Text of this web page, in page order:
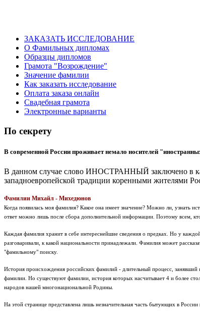
ЗАКАЗАТЬ ИССЛЕДОВАНИЕ
О Фамильных дипломах
Образцы дипломов
Грамота "Возрождение"
Значение фамилии
Как заказать исследование
Оплата заказа онлайн
Свадебная грамота
Электронные варианты
По секрету
В современной России проживает немало носителей
В данном случае слово ИНОСТРАННЫЙ заключено в
западноевропейской традиции коренными жителями
Фамилии Михайл - Михедюнов
Когда появилась моя фамилия? Какое она имеет значение? Можно ли,
ответ можно лишь после сбора дополнительной информации. Поэтому всем,
Каждая фамилия хранит в себе интереснейшие сведения о предках. Но у
разговаривали, к какой национальности принадлежали. Фамилия может
"фамильному" поиску.
История происхождения российских фамилий - длительный процесс,
фамилии. Но существуют фамилии, история которых насчитывает 4 и более
народов нашей многонациональной Родины.
На этой странице представлена лишь незначительная часть бытующих в